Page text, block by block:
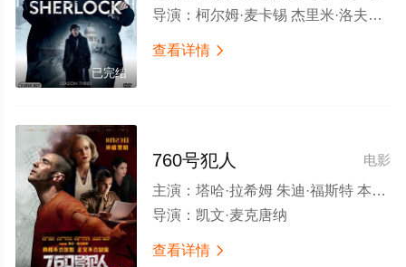
已完结
导演： 柯尔姆·麦卡锡 杰里米·洛夫林 尼克·赫伦
查看详情 
电影
760号犯人
主演： 塔哈·拉希姆 朱迪·福斯特 本尼迪克特·康伯巴奇 扎克瑞·莱维 谢琳·伍德蕾 沙莫·阿斯玛尼
导演： 凯文·麦克唐纳
查看详情 